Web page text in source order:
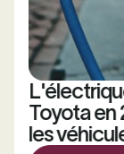
Toyota en
les